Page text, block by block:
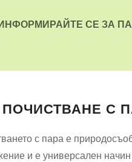
СЕ ЗА
С
с пара е
и е универсален